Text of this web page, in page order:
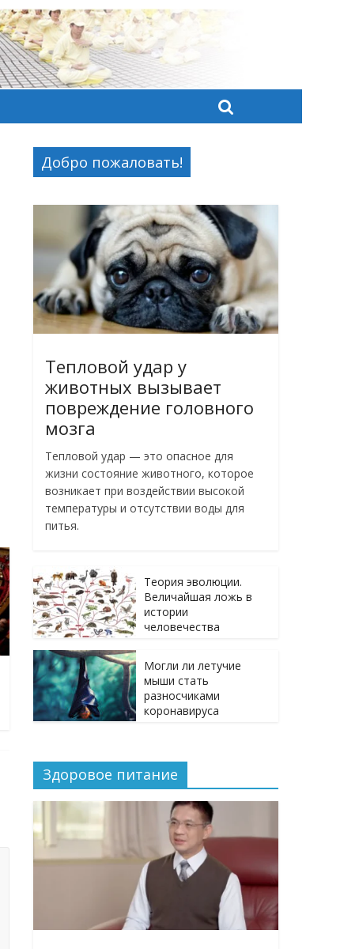
Добро пожаловать!
Тепловой удар у
животных вызывает
повреждение головного
мозга
Тепловой удар — это опасное для
жизни состояние животного, которое
возникает при воздействии высокой
температуры и отсутствии воды для
питья.
Теория эволюции.
Величайшая ложь в
истории
человечества
Могли ли летучие
мыши стать
разносчиками
коронавируса
Здоровое питание